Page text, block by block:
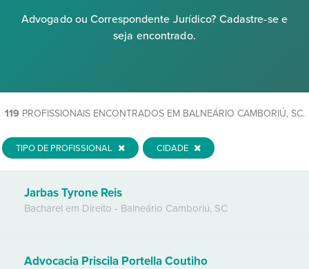
Advogado ou Correspondente Jurídico? Cadastre-se e
seja encontrado.
119 PROFISSIONAIS ENCONTRADOS EM BALNEÁRIO CAMBORIÚ, SC.
TIPO DE PROFISSIONAL CIDADE
Jarbas Tyrone Reis
Bacharel em Direito - Balneário Camboriú, SC
Advocacia Priscila Portella Coutiho